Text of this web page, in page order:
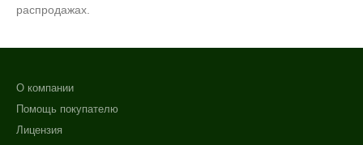
распродажах.
О компании
Помощь покупателю
Лицензия